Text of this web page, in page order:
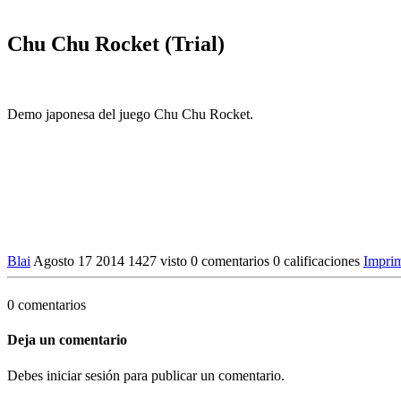
Chu Chu Rocket (Trial)
Demo japonesa del juego Chu Chu Rocket.
Blai Agosto 17 2014 1427 visto 0 comentarios 0 calificaciones
0 comentarios
Deja un comentario
Debes iniciar sesión para publicar un comentario.